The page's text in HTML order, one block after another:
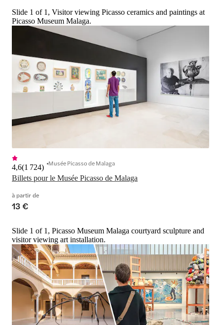
économiser grâce à nos offres
combinées.
Slide 1 of 1, Visitor viewing Picasso ceramics and paintings at
Picasso Museum Malaga.
Billets pour le Musée Picasso de Malaga
4,6(1 724) Musée Picasso de Malaga
à partir de
13 €
Slide 1 of 1, Picasso Museum Malaga courtyard sculpture and
visitor viewing art installation.